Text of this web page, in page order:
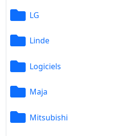
LG
Linde
Logiciels
Maja
Mitsubishi